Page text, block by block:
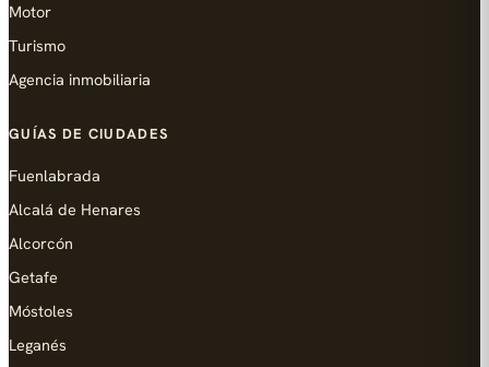
Motor
Turismo
Agencia inmobiliaria
GUÍAS DE CIUDADES
Fuenlabrada
Alcalá de Henares
Alcorcón
Getafe
Móstoles
Leganés